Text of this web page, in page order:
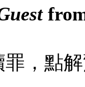
，點